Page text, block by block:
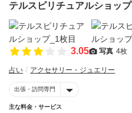
テルスピリチュアルショップ
3.05 写真 4枚
占い アクセサリー・ジュエリー
出張・訪問専門
主な料金・サービス